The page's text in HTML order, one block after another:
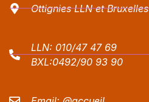
Ottignies LLN et Bruxelles
LLN: 010/47 47 69
BXL:0492/90 93 90